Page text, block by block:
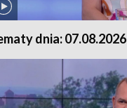
dnia: 07.08.2026